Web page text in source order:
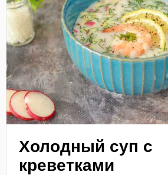
Холодный суп с
креветками